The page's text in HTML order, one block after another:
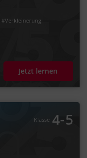
#Verkleinerung
Jetzt lernen
Klasse 4‐5